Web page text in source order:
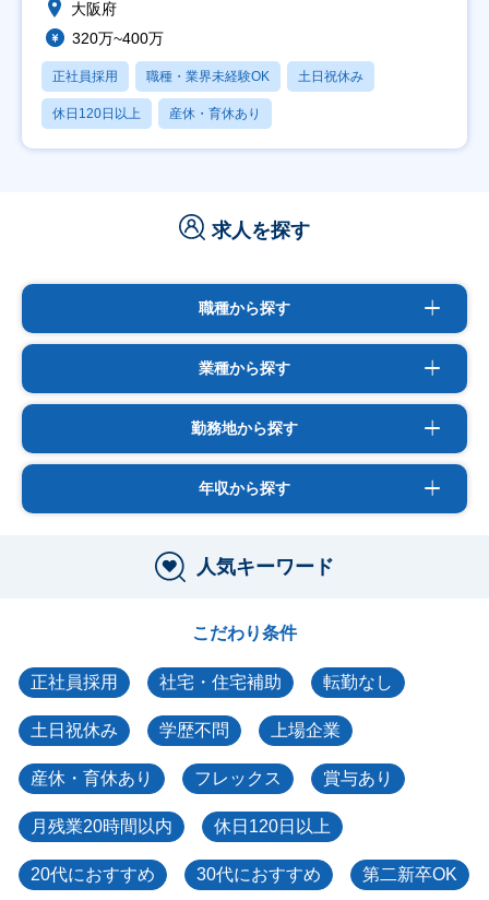
大阪府
320万~400万
正社員採用 職種・業界未経験OK 土日祝休み
休日120日以上 産休・育休あり
求人を探す
職種から探す
業種から探す
勤務地から探す
年収から探す
人気キーワード
こだわり条件
正社員採用 社宅・住宅補助 転勤なし
土日祝休み 学歴不問 上場企業
産休・育休あり フレックス 賞与あり
月残業20時間以内 休日120日以上
20代におすすめ 30代におすすめ 第二新卒OK